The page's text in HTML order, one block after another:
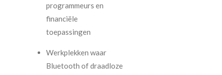
programmeurs en
financiële
toepassingen
Werkplekken waar
Bluetooth of draadloze